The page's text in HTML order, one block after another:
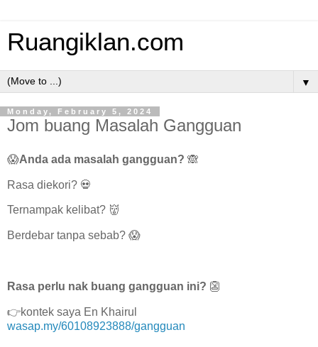
Ruangiklan.com
▼
Monday, February 5, 2024
Jom buang Masalah Gangguan
😱Anda ada masalah gangguan? 🙈
Rasa diekori? 💀
Ternampak kelibat? 👹
Berdebar tanpa sebab? 😱
Rasa perlu nak buang gangguan ini? 👺
👉kontek saya En Khairul
wasap.my/60108923888/gangguan